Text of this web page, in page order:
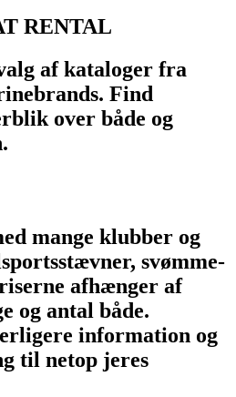
RENTAL
af kataloger fra
Find
over både og
mange klubber og
svømme-
afhænger af
og antal både.
information og
til netop jeres